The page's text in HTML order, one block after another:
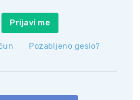
Prijavi me
Pozabljeno geslo?